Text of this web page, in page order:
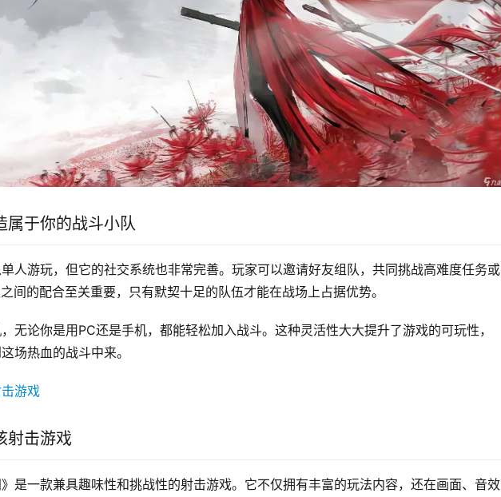
属于你的战斗小队
人游玩，但它的社交系统也非常完善。玩家可以邀请好友组队，共同挑战高难度任务或
间的配合至关重要，只有默契十足的队伍才能在战场上占据优势。
无论你是用PC还是手机，都能轻松加入战斗。这种灵活性大大提升了游戏的可玩性，
场热血的战斗中来。
射击游戏
是一款兼具趣味性和挑战性的射击游戏。它不仅拥有丰富的玩法内容，还在画面、音效